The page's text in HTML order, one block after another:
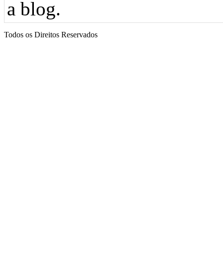
a blog.
Todos os Direitos Reservados